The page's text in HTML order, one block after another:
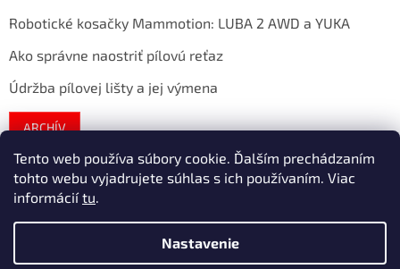
Tento web používa súbory cookie. Ďalším prechádzaním
tohto webu vyjadrujete súhlas s ich používaním. Viac
informáciítu.
Nastavenie
Robotické kosačky Mammotion: LUBA 2 AWD a YUKA
Ako správne naostriť pílovú reťaz
Údržba pílovej lišty a jej výmena
ARCHÍV
extratech. Všetky práva vyhradené.